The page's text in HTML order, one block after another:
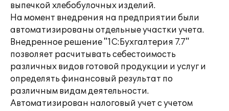
выпечкой хлебобулочных изделий.
На момент внедрения на предприятии были
автоматизированы отдельные участки учета.
Внедренное решение "1С:Бухгалтерия 7.7"
позволяет расчитывать себестоимость
различных видов готовой продукции и услуг и
определять финансовый результат по
различным видам деятельности.
Автоматизирован налоговый учет с учетом